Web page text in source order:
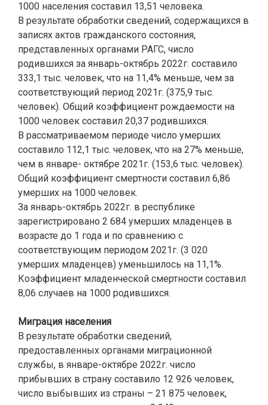
1000 населения составил 13,51 человека.
В результате обработки сведений, содержащихся в
записях актов гражданского состояния,
представленных органами РАГС, число
родившихся за январь-октябрь 2022г. составило
333,1 тыс. человек, что на 11,4% меньше, чем за
соответствующий период 2021г. (375,9 тыс.
человек). Общий коэффициент рождаемости на
1000 человек составил 20,37 родившихся.
В рассматриваемом периоде число умерших
составило 112,1 тыс. человек, что на 27% меньше,
чем в январе- октябре 2021г. (153,6 тыс. человек).
Общий коэффициент смертности составил 6,86
умерших на 1000 человек.
За январь-октябрь 2022г. в республике
зарегистрировано 2 684 умерших младенцев в
возрасте до 1 года и по сравнению с
соответствующим периодом 2021г. (3 020
умерших младенцев) уменьшилось на 11,1%.
Коэффициент младенческой смертности составил
8,06 случаев на 1000 родившихся.
Миграция населения
В результате обработки сведений,
предоставленных органами миграционной
службы, в январе-октябре 2022г. число
прибывших в страну составило 12 926 человек,
число выбывших из страны – 21 875 человек,